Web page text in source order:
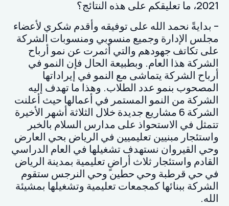
2021، ما تعليقكم على هذه النتائج؟
– بدايةً نحمد الله على توفيقه وأقدم شكري لأعضاء
مجلس الإدارة وجميع منسوبي ومنسوبات الشركة
على تكاتف جهودهم والتي أثمرت عن نمو أرباح
الشركة هذا العام. وبطبيعة الحال فإن النمو في
أرباح الشركة يتماشى مع النمو في إيراداتها
المصحوب بنمو عدد الطلاب. وهذا ما تهدف إليه
الشركة من النمو المستمر في أعمالها حيث أعلنت
الشركة 6 مشاريع جديدة خلال الثلاثة أشهر الأخيرة
تتمثل في الاستحواذ على مدارس السلام بالخبر
واستئجار مبنيين تعليميين في الرياض بحي العارض
وحي القيروان نستهدف تشغيلها في العام الدراسي
القادم واستئجار ثلاث أراضٍ تعليمية بمدينة الرياض
في حي قرطبة وحي حطين وحي النرجس ستقوم
الشركة ببنائها كمجمعات تعليمية وتشغيلها بمشيئة
الله.